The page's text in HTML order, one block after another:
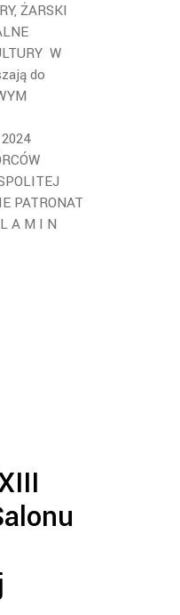
ŻARSKI
W
do
PATRONAT
A M I N